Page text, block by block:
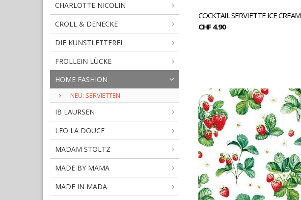
CHARLOTTE NICOLIN
CROLL & DENECKE
DIE KUNSTLETTEREI
FROLLEIN LÜCKE
HOME FASHION
NEU: SERVIETTEN
IB LAURSEN
LEO LA DOUCE
MADAM STOLTZ
MADE BY MAMA
MADE IN MADA
COCKTAIL SERVIETTE ICE CREAM
CHF 4.90